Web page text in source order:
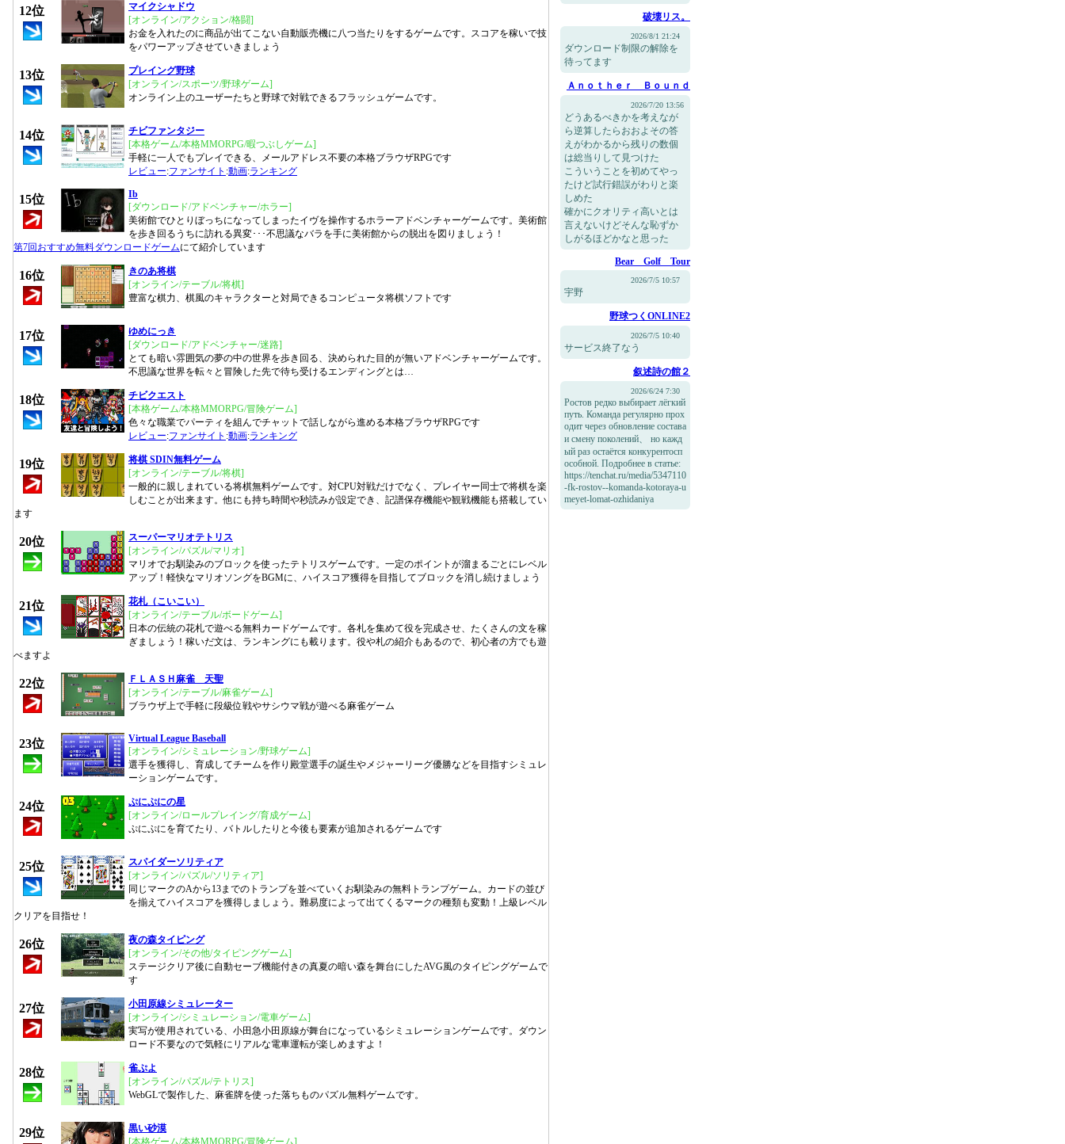
12位
マイクシャドウ
[オンライン/アクション/格闘]
お金を入れたのに商品が出てこない自動販売機に八つ当たりをするゲームです。スコアを稼いで技
をパワーアップさせていきましょう
13位
プレイング野球
[オンライン/スポーツ/野球ゲーム]
オンライン上のユーザーたちと野球で対戦できるフラッシュゲームです。
14位
チビファンタジー
[本格ゲーム/本格MMORPG/暇つぶしゲーム]
手軽に一人でもプレイできる、メールアドレス不要の本格ブラウザRPGです
レビュー:ファンサイト :動画:ランキング
15位
Ib
[ダウンロード/アドベンチャー/ホラー]
美術館でひとりぼっちになってしまったイヴを操作するホラーアドベンチャーゲームです。美術館
を歩き回るうちに訪れる異変･･･不思議なバラを手に美術館からの脱出を図りましょう！
第7回おすすめ無料ダウンロードゲームにて紹介しています
16位
きのあ将棋
[オンライン/テーブル/将棋]
豊富な棋力、棋風のキャラクターと対局できるコンピュータ将棋ソフトです
17位
ゆめにっき
[ダウンロード/アドベンチャー/迷路]
とても暗い雰囲気の夢の中の世界を歩き回る、決められた目的が無いアドベンチャーゲームです。
不思議な世界を転々と冒険した先で待ち受けるエンディングとは…
18位
チビクエスト
[本格ゲーム/本格MMORPG/冒険ゲーム]
色々な職業でパーティを組んでチャットで話しながら進める本格ブラウザRPGです
レビュー:ファンサイト :動画:ランキング
19位
将棋 SDIN無料ゲーム
[オンライン/テーブル/将棋]
一般的に親しまれている将棋無料ゲームです。対CPU対戦だけでなく、プレイヤー同士で将棋を楽
しむことが出来ます。他にも持ち時間や秒読みが設定でき、記譜保存機能や観戦機能も搭載してい
ます
20位
スーパーマリオテトリス
[オンライン/パズル/マリオ]
マリオでお馴染みのブロックを使ったテトリスゲームです。一定のポイントが溜まるごとにレベル
アップ！軽快なマリオソングをBGMに、ハイスコア獲得を目指してブロックを消し続けましょう
21位
花札（こいこい）
[オンライン/テーブル/ボードゲーム]
日本の伝統の花札で遊べる無料カードゲームです。各札を集めて役を完成させ、たくさんの文を稼
ぎましょう！稼いだ文は、ランキングにも載ります。役や札の紹介もあるので、初心者の方でも遊
べますよ
22位
ＦＬＡＳＨ麻雀 天聖
[オンライン/テーブル/麻雀ゲーム]
ブラウザ上で手軽に段級位戦やサシウマ戦が遊べる麻雀ゲーム
23位
Virtual League Baseball
[オンライン/シミュレーション/野球ゲーム]
選手を獲得し、育成してチームを作り殿堂選手の誕生やメジャーリーグ優勝などを目指すシミュレ
ーションゲームです。
24位
ぷにぷにの星
[オンライン/ロールプレイング/育成ゲーム]
ぷにぷにを育てたり、バトルしたりと今後も要素が追加されるゲームです
25位
スパイダーソリティア
[オンライン/パズル/ソリティア]
同じマークのAから13までのトランプを並べていくお馴染みの無料トランプゲーム。カードの並び
を揃えてハイスコアを獲得しましょう。難易度によって出てくるマークの種類も変動！上級レベル
クリアを目指せ！
26位
夜の森タイピング
[オンライン/その他/タイピングゲーム]
ステージクリア後に自動セーブ機能付きの真夏の暗い森を舞台にしたAVG風のタイピングゲームで
す
27位
小田原線シミュレーター
[オンライン/シミュレーション/電車ゲーム]
実写が使用されている、小田急小田原線が舞台になっているシミュレーションゲームです。ダウン
ロード不要なので気軽にリアルな電車運転が楽しめますよ！
28位
雀ぷよ
[オンライン/パズル/テトリス]
WebGLで製作した、麻雀牌を使った落ちものパズル無料ゲームです。
29位
黒い砂漠
[本格ゲーム/本格MMORPG/冒険ゲーム]
破壊リス。
2026/8/1 21:24
ダウンロード制限の解除を
待ってます
Ａｎｏｔｈｅｒ Ｂｏｕｎｄ
2026/7/20 13:56
どうあるべきかを考えなが
ら逆算したらおおよその答
えがわかるから残りの数個
は総当りして見つけた
こういうことを初めてやっ
たけど試行錯誤がわりと楽
しめた
確かにクオリティ高いとは
言えないけどそんな恥ずか
しがるほどかなと思った
Bear Golf Tour
2026/7/5 10:57
宇野
野球つくONLINE2
2026/7/5 10:40
サービス終了なう
叙述詩の館２
2026/6/24 7:30
Ростов редко выбирает лёгкий
путь. Команда регулярно прох
одит через обновление состава
и смену поколений、 но кажд
ый раз остаётся конкурентосп
особной. Подробнее в статье:
https://tenchat.ru/media/5347110
-fk-rostov--komanda-kotoraya-u
meyet-lomat-ozhidaniya